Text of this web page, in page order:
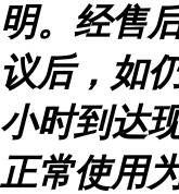
明。经售
议后，如
小时到达
正常使用为